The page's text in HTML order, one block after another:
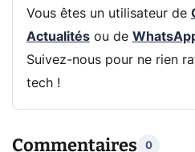
Vous êtes un utilisateur de
Actualitésou de
Suivez-nous pour ne rien
tech !
Commentaires 0